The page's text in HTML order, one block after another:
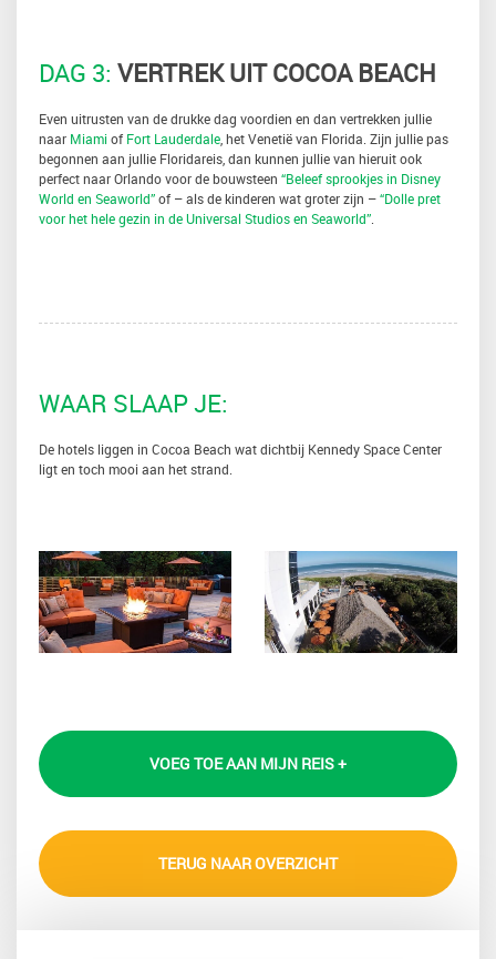
DAG 3: VERTREK UIT COCOA BEACH
Even uitrusten van de drukke dag voordien en dan vertrekken jullie
naar Miamiof Fort Lauderdale , het Venetië van Florida. Zijn jullie pas
begonnen aan jullie Floridareis, dan kunnen jullie van hieruit ook
perfect naar Orlando voor de bouwsteen “Beleef sprookjes in Disney
World en Seaworld”of – als de kinderen wat groter zijn –“Dolle pret
voor het hele gezin in de Universal Studios en Seaworld”
WAAR SLAAP JE:
De hotels liggen in Cocoa Beach wat dichtbij Kennedy Space Center
ligt en toch mooi aan het strand.
VOEG TOE AAN MIJN REIS +
TERUG NAAR OVERZICHT